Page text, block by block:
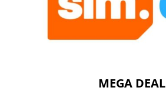
MEGA DEAL